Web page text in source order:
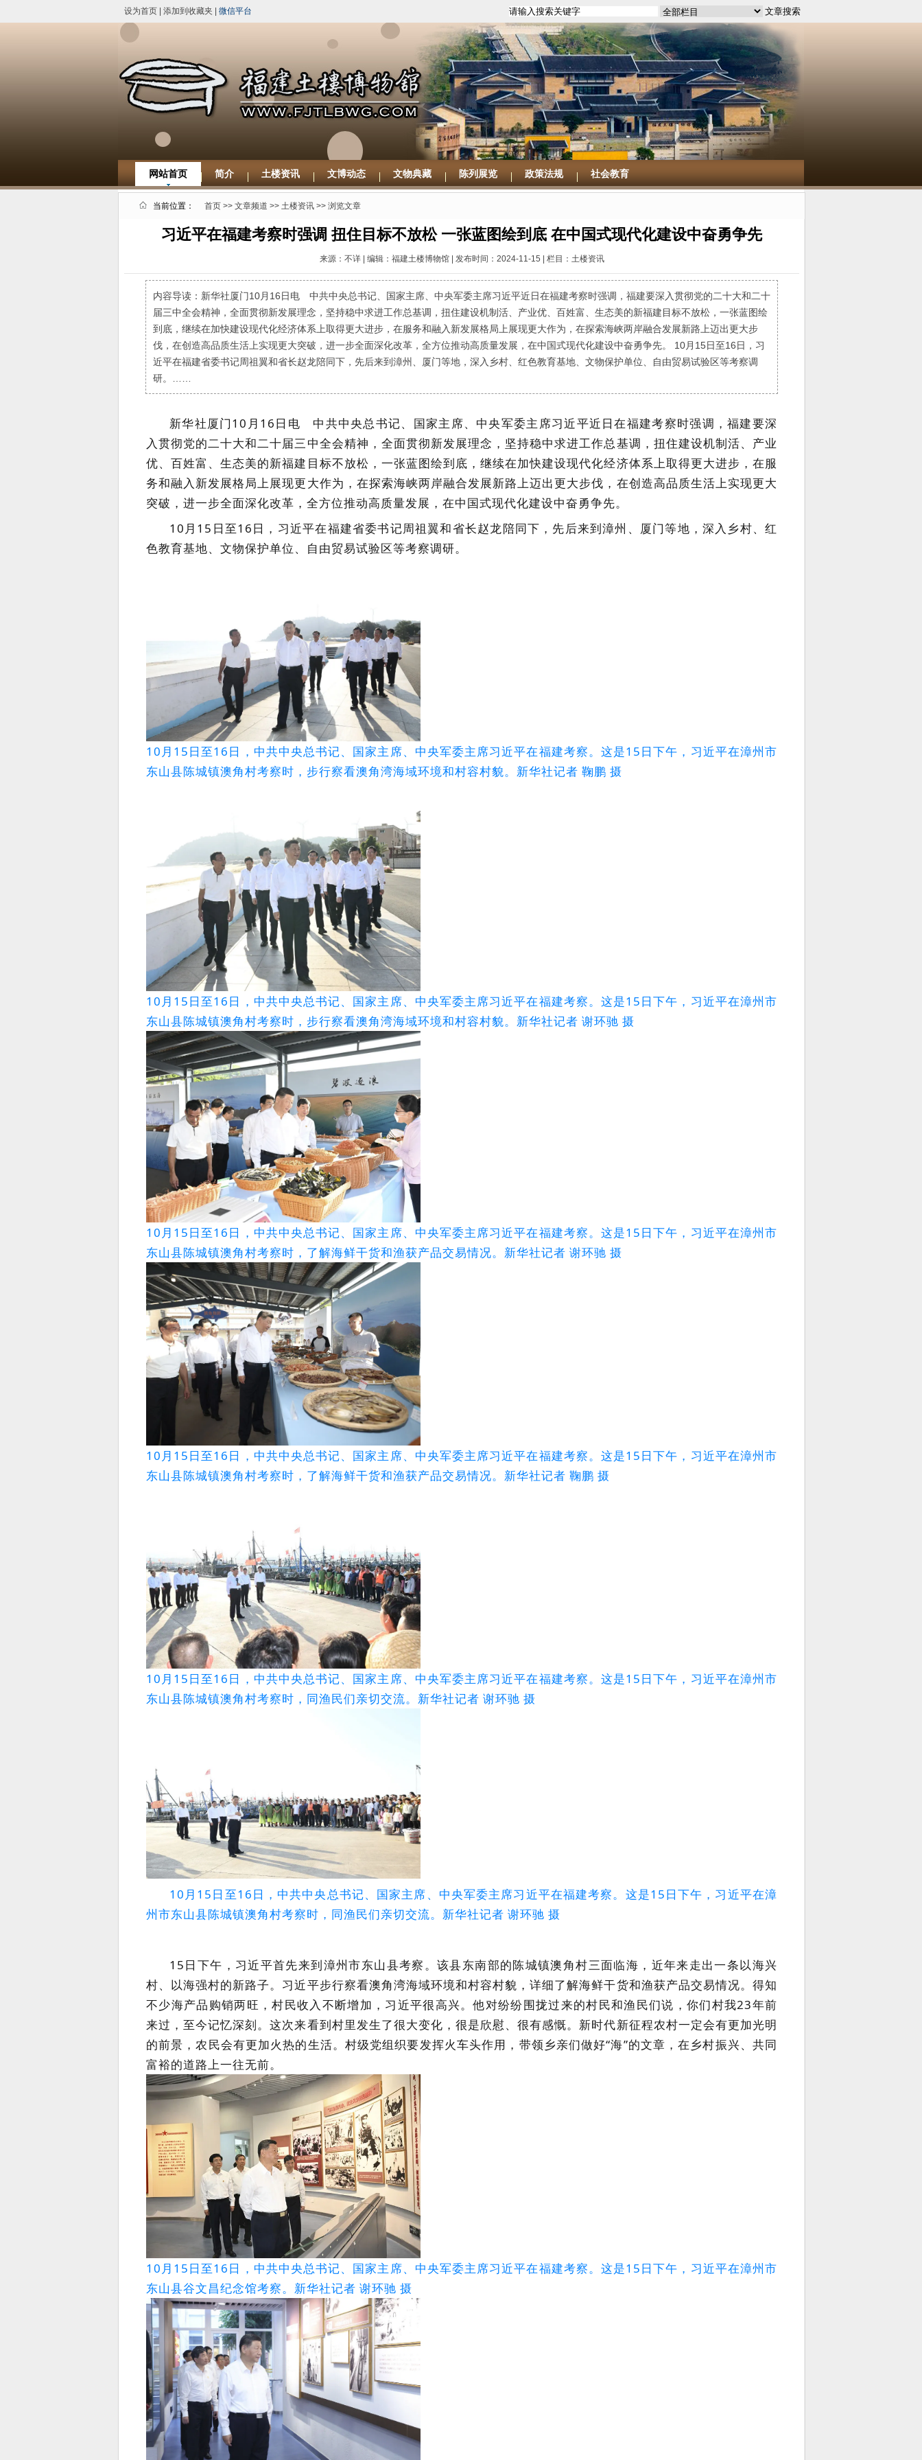
设为首页 添加到收藏夹 微信平台
网站首页 简介 土楼资讯 文博动态 文物典藏 陈列展览 政策法规 社会教育
当前位置： 首页 >> 文章频道 >> 土楼资讯 >> 浏览文章
习近平在福建考察时强调 扭住目标不放松 一张蓝图绘到底 在中国式现代化建设中奋勇争先
来源：不详 | 编辑：福建土楼博物馆 | 发布时间：2024-11-15 | 栏目：土楼资讯
内容导读：新华社厦门10月16日电 中共中央总书记、国家主席、中央军委主席习近平近日在福建考察时强调，福建要深入贯彻党的二十大和二十
届三中全会精神，全面贯彻新发展理念，坚持稳中求进工作总基调，扭住建设机制活、产业优、百姓富、生态美的新福建目标不放松，一张蓝图绘
到底，继续在加快建设现代化经济体系上取得更大进步，在服务和融入新发展格局上展现更大作为，在探索海峡两岸融合发展新路上迈出更大步
伐，在创造高品质生活上实现更大突破，进一步全面深化改革，全方位推动高质量发展，在中国式现代化建设中奋勇争先。 10月15日至16日，习
近平在福建省委书记周祖翼和省长赵龙陪同下，先后来到漳州、厦门等地，深入乡村、红色教育基地、文物保护单位、自由贸易试验区等考察调
研。……
新华社厦门10月16日电 中共中央总书记、国家主席、中央军委主席习近平近日在福建考察时强调，福建要深
入贯彻党的二十大和二十届三中全会精神，全面贯彻新发展理念，坚持稳中求进工作总基调，扭住建设机制活、产业
优、百姓富、生态美的新福建目标不放松，一张蓝图绘到底，继续在加快建设现代化经济体系上取得更大进步，在服
务和融入新发展格局上展现更大作为，在探索海峡两岸融合发展新路上迈出更大步伐，在创造高品质生活上实现更大
突破，进一步全面深化改革，全方位推动高质量发展，在中国式现代化建设中奋勇争先。
10月15日至16日，习近平在福建省委书记周祖翼和省长赵龙陪同下，先后来到漳州、厦门等地，深入乡村、红
色教育基地、文物保护单位、自由贸易试验区等考察调研。
10月15日至16日，中共中央总书记、国家主席、中央军委主席习近平在福建考察。这是15日下午，习近平在漳州市
东山县陈城镇澳角村考察时，步行察看澳角湾海域环境和村容村貌。新华社记者 鞠鹏 摄
10月15日至16日，中共中央总书记、国家主席、中央军委主席习近平在福建考察。这是15日下午，习近平在漳州市
东山县陈城镇澳角村考察时，步行察看澳角湾海域环境和村容村貌。新华社记者 谢环驰 摄
10月15日至16日，中共中央总书记、国家主席、中央军委主席习近平在福建考察。这是15日下午，习近平在漳州市
东山县陈城镇澳角村考察时，了解海鲜干货和渔获产品交易情况。新华社记者 谢环驰 摄
10月15日至16日，中共中央总书记、国家主席、中央军委主席习近平在福建考察。这是15日下午，习近平在漳州市
东山县陈城镇澳角村考察时，了解海鲜干货和渔获产品交易情况。新华社记者 鞠鹏 摄
10月15日至16日，中共中央总书记、国家主席、中央军委主席习近平在福建考察。这是15日下午，习近平在漳州市
东山县陈城镇澳角村考察时，同渔民们亲切交流。新华社记者 谢环驰 摄
10月15日至16日，中共中央总书记、国家主席、中央军委主席习近平在福建考察。这是15日下午，习近平在漳
州市东山县陈城镇澳角村考察时，同渔民们亲切交流。新华社记者 谢环驰 摄
15日下午，习近平首先来到漳州市东山县考察。该县东南部的陈城镇澳角村三面临海，近年来走出一条以海兴
村、以海强村的新路子。习近平步行察看澳角湾海域环境和村容村貌，详细了解海鲜干货和渔获产品交易情况。得知
不少海产品购销两旺，村民收入不断增加，习近平很高兴。他对纷纷围拢过来的村民和渔民们说，你们村我23年前
来过，至今记忆深刻。这次来看到村里发生了很大变化，很是欣慰、很有感慨。新时代新征程农村一定会有更加光明
的前景，农民会有更加火热的生活。村级党组织要发挥火车头作用，带领乡亲们做好“海”的文章，在乡村振兴、共同
富裕的道路上一往无前。
10月15日至16日，中共中央总书记、国家主席、中央军委主席习近平在福建考察。这是15日下午，习近平在漳州市
东山县谷文昌纪念馆考察。新华社记者 谢环驰 摄